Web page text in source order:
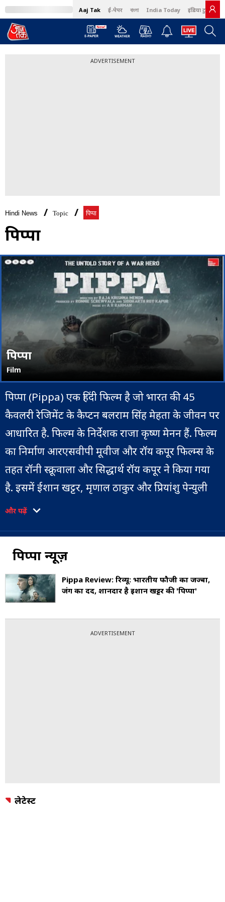
Aaj Tak ई-पेपर বাংলা India Today इंडिया टुडे हिंदी
ADVERTISEMENT
Hindi News Topic पिप्पा
पिप्पा
पिप्पा
Film
पिप्पा (Pippa) एक हिंदी फिल्म है जो भारत की 45
कैवलरी रेजिमेंट के कैप्टन बलराम सिंह मेहता के जीवन पर
आधारित है. फिल्म के निर्देशक राजा कृष्ण मेनन हैं. फिल्म
का निर्माण आरएसवीपी मूवीज और रॉय कपूर फिल्म्स के
तहत रॉनी स्क्रूवाला और सिद्धार्थ रॉय कपूर ने किया गया
है. इसमें ईशान खट्टर, मृणाल ठाकुर और प्रियांशु पेन्युली
मुख्य भूमिका में हैं. फिल्म का प्रीमियर 10 नवंबर 2023
फिल्म 1971 में गरीबपुर की लड़ाई के दौरान हुई
भाई-बहनों के साथ 1971 के भारत-पाकिस्तान युद्ध के
दौरान पूर्वी मोर्चे पर लड़े थे.
और पढ़ें
पिप्पा न्यूज़
Pippa Review: रिव्यू: भारतीय फौजी का जज्बा,
जंग का दर्द, शानदार है ईशान खट्टर की 'पिप्पा'
ADVERTISEMENT
लेटेस्ट